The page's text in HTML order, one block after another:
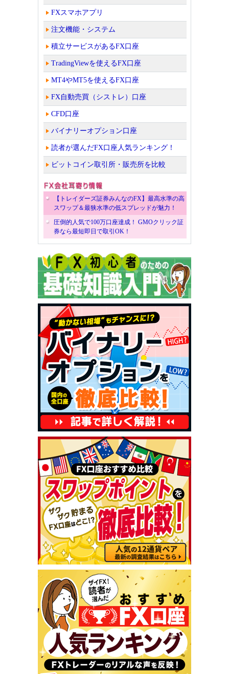
FXスマホアプリ
注文機能・システム
積立サービスがあるFX口座
TradingViewを使えるFX口座
MT4やMT5を使えるFX口座
FX自動売買（シストレ）口座
CFD口座
バイナリーオプション口座
読者が選んだFX口座人気ランキング！
ビットコイン取引所・販売所を比較
【トレイダーズ証券みんなのFX】最高水準の高
スワップ＆最狭水準の低スプレッドが魅力！
圧倒的人気で100万口座達成！ GMOクリック証
券なら最短即日で取引OK！